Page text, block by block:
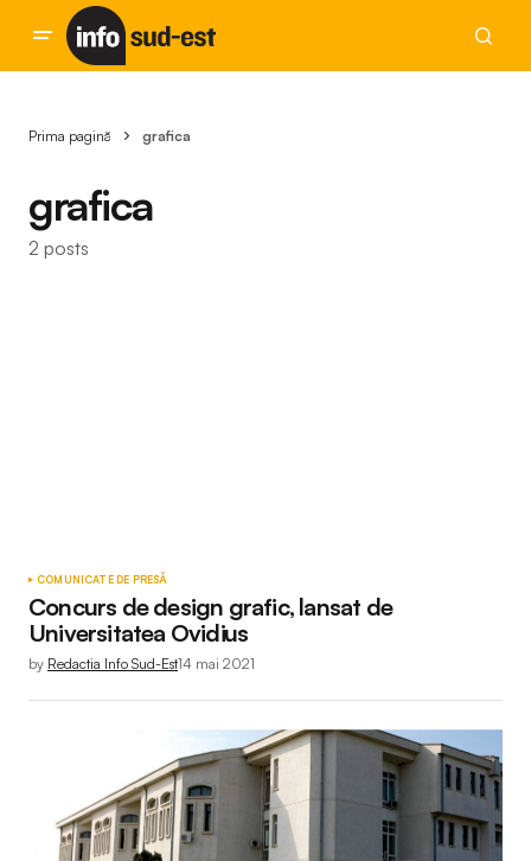
Prima pagină grafica
grafica
2 posts
COMUNICATE DE PRESĂ
Concurs de design grafic, lansat de
Universitatea Ovidius
by Redactia Info Sud-Est14 mai 2021